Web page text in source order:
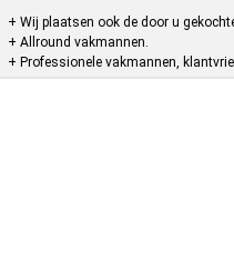
+ Wij plaatsen ook de door u
+ Allround vakmannen.
+ Professionele vakmannen,